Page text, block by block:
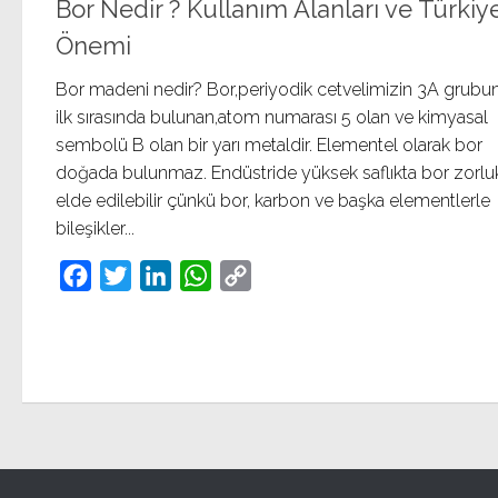
Bor Nedir ? Kullanım Alanları ve
Önemi
Bor madeni nedir? Bor,periyodik cetvelimizin 3A
ilk sırasında bulunan,atom numarası 5 olan ve kimyasal
sembolü B olan bir yarı metaldir. Elementel olarak bor
doğada bulunmaz. Endüstride yüksek saflıkta bor
elde edilebilir çünkü bor, karbon ve başka elementlerle
bileşikler...
Facebook
Twitter LinkedInWhatsApp